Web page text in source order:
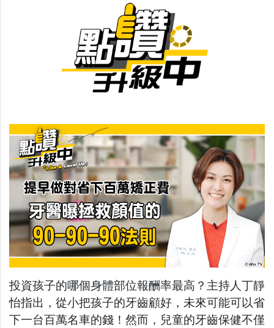
投資孩子的哪個身體部位報酬率最高？主持人丁靜
怡指出，從小把孩子的牙齒顧好，未來可能可以省
下一台百萬名車的錢！然而，兒童的牙齒保健不僅